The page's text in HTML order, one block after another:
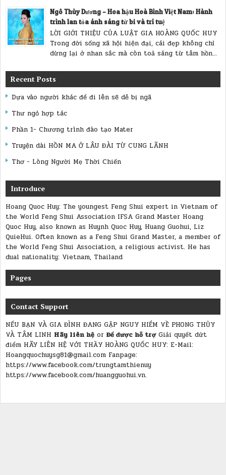
Ngô Thùy Dương – Hoa hậu Hoà Bình Việt Nam: Hành
trình lan tỏa ánh sáng từ bi và trí tuệ
LỜI GIỚI THIỆU CỦA LUẬT GIA HOÀNG QUỐC HUY
Trong đời sống xã hội hiện đại, cái đẹp không chỉ
dừng lại ở nhan sắc mà còn toả sáng từ tâm hồn...
Recent Posts
Dựa vào người khác để đi lên sẽ dễ bị ngã
Thư ngỏ hợp tác
Phần 1- Chương trình đào tạo Mater
Truyện dài HỒN MA Ở LÂU ĐÀI TỪ CUNG LÃNH
Thơ - Lòng Người Mẹ Thời Chiến
Introduce
Hoang Quoc Huy: The youngest Feng Shui expert in Vietnam of
the World Feng Shui Association IFSA Grand Master Hoang
Quoc Huy, also known as Huynh Quoc Huy, Huang Guohui, Liz
QuieHui. Often known as a Feng Shui Grand Master, a member of
the World Feng Shui Association, a religious activist. He has
dual nationality: Vietnam, Thailand
Pages
Contact Support
NẾU BẠN VÀ GIA ĐÌNH ĐANG GẶP NGUY HIỂM VỀ PHONG THỦY
VÀ TÂM LINH Hãy liên hệ or Để được hỗ trợGiải quyết dứt
điểm HÃY LIÊN HỆ VỚI THẦY HOÀNG QUỐC HUY: E-Mail:
Hoangquochuysg81@gmail.com Fanpage:
https://www.facebook.com/trungtamthienuy
https://www.facebook.com/huangguohui.vn.